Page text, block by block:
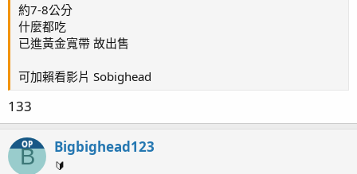
約7-8公分
什麼都吃
已進黃金寬帶 故出售
可加賴看影片 Sobighead
133
OP
B Bigbighead123
🔰